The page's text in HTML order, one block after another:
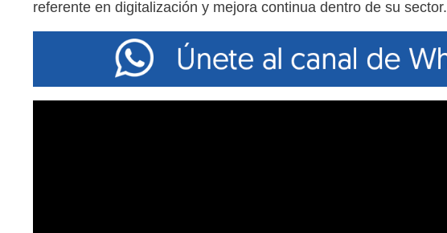
referente en digitalización y mejora continua dentro de su sector.